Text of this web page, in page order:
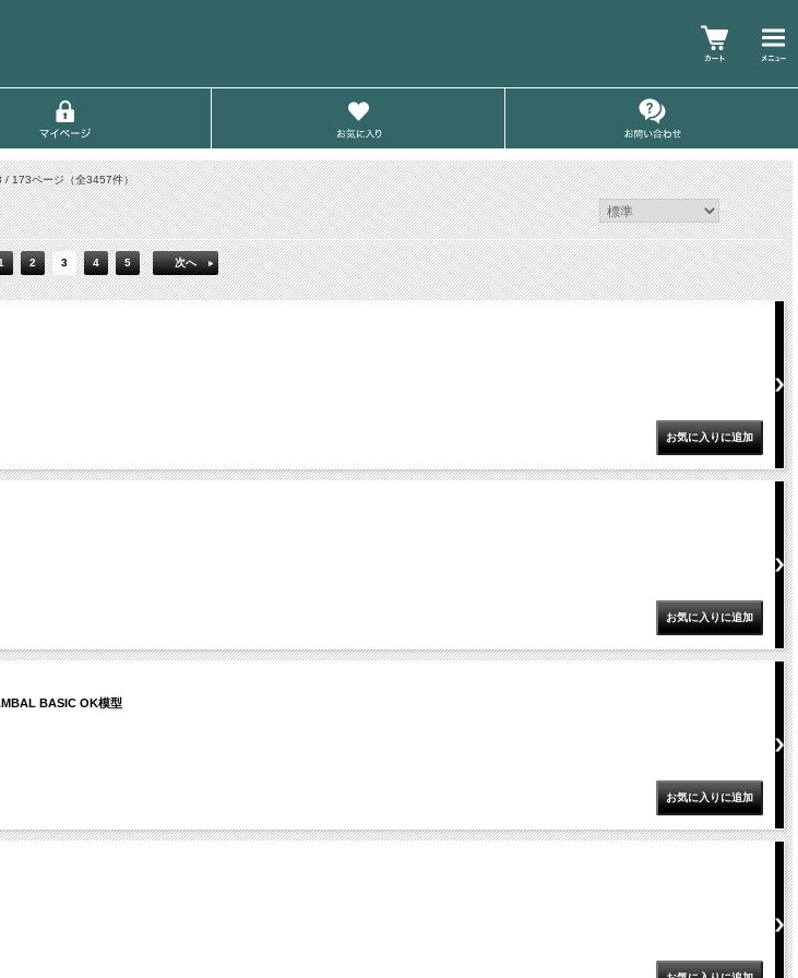
/ 173ページ（全3457件）
2 3 4 5 次へ
BASIC OK模型